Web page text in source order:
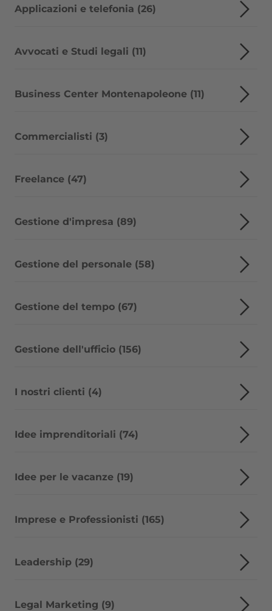
Applicazioni e telefonia (26)
Avvocati e Studi legali (11)
Business Center Montenapoleone (11)
Commercialisti (3)
Freelance (47)
Gestione d'impresa (89)
Gestione del personale (58)
Gestione del tempo (67)
Gestione dell'ufficio (156)
I nostri clienti (4)
Idee imprenditoriali (74)
Idee per le vacanze (19)
Imprese e Professionisti (165)
Leadership (29)
Legal Marketing (9)